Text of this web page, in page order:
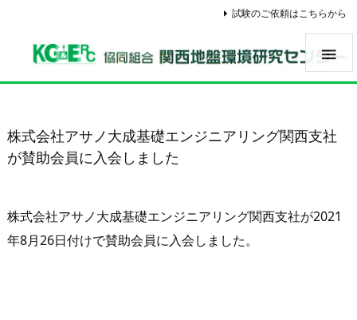

試験のご依頼はこちらから
株式会社アサノ大成基礎エンジニアリング関西支社
が賛助会員に入会しました
株式会社アサノ大成基礎エンジニアリング関西支社が2021
年8月26日付けで賛助会員に入会しました。